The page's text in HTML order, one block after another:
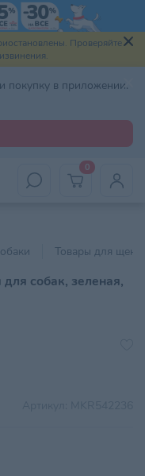
Проверяйте
покупку в приложении.
0
Товары для
собак, зеленая,